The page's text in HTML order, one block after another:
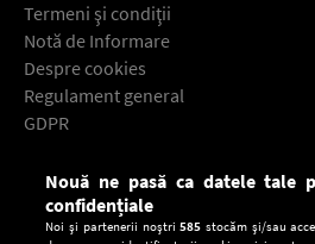
Termeni şi condiţii
Notă de Informare
Despre cookies
Regulament general
GDPR
Descarcă gratuit aplicaţia Europa
Nouă ne pasă ca datele tale
confidențiale
Noi și partenerii noștri585 stocăm și/sau